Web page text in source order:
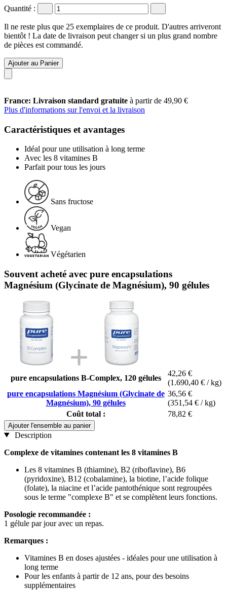
Quantité :
Il ne reste plus que 25 exemplaires de ce produit. D'autres arriveront
bientôt ! La date de livraison peut changer si un plus grand nombre
de pièces est commandé.
Ajouter au Panier
France: Livraison standard gratuite à partir de 49,90 €
Plus d'informations sur l'envoi et la livraison
Caractéristiques et avantages
Idéal pour une utilisation à long terme
Avec les 8 vitamines B
Parfait pour tous les jours
Sans fructose
Vegan
Végétarien
Souvent acheté avec pure encapsulations
Magnésium (Glycinate de Magnésium), 90 gélules
pure encapsulations B-Complex, 120 gélules
42,26 €
(1.690,40 € / kg)
pure encapsulations Magnésium (Glycinate de
Magnésium), 90 gélules
36,56 €
(351,54 € / kg)
Coût total :
78,82 €
Ajouter l'ensemble au panier
Description
Complexe de vitamines contenant les 8 vitamines B
Les 8 vitamines B (thiamine), B2 (riboflavine), B6 ​​
(pyridoxine), B12 (cobalamine), la biotine, l’acide folique
(folate), la niacine et l’acide pantothénique sont regroupées
sous le terme "complexe B" et se complètent leurs fonctions.
Posologie recommandée :
1 gélule par jour avec un repas.
Remarques :
Vitamines B en doses ajustées - idéales pour une utilisation à
long terme
Pour les enfants à partir de 12 ans, pour des besoins
supplémentaires